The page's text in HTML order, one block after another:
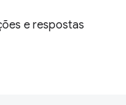
e respostas